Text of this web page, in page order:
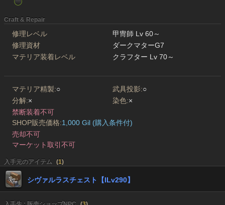
Craft & Repair
修理レベル
甲冑師 Lv 60～
修理資材
ダークマターG7
マテリア装着レベル
クラフター Lv 70～
マテリア精製:○ 武具投影:○
分解:× 染色:×
禁断装着不可
SHOP販売価格:1,000 Gil (購入条件付)
売却不可
マーケット取引不可
入手元のアイテム (1)
シヴァルラスチェスト【ILv290】